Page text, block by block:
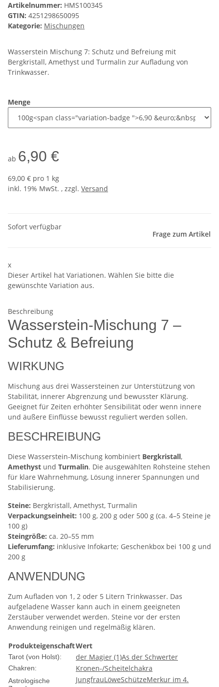
Artikelnummer: HMS100345
GTIN: 4251298650095
Kategorie: Mischungen
Wasserstein Mischung 7: Schutz und Befreiung mit
Bergkristall, Amethyst und Turmalin zur Aufladung von
Trinkwasser.
Menge
ab 6,90 €
69,00 € pro 1 kg
inkl. 19% MwSt. , zzgl. Versand
Sofort verfügbar
Frage zum Artikel
x
Dieser Artikel hat Variationen. Wählen Sie bitte die
gewünschte Variation aus.
Beschreibung
Wasserstein-Mischung 7 –
Schutz & Befreiung
WIRKUNG
Mischung aus drei Wassersteinen zur Unterstützung von
Stabilität, innerer Abgrenzung und bewusster Klärung.
Geeignet für Zeiten erhöhter Sensibilität oder wenn innere
und äußere Einflüsse bewusst reguliert werden sollen.
BESCHREIBUNG
Diese Wasserstein-Mischung kombiniert Bergkristall,
Amethyst und Turmalin. Die ausgewählten Rohsteine stehen
für klare Wahrnehmung, Lösung innerer Spannungen und
Stabilisierung.
Steine: Bergkristall, Amethyst, Turmalin
Verpackungseinheit: 100 g, 200 g oder 500 g (ca. 4–5 Steine je
100 g)
Steingröße: ca. 20–55 mm
Lieferumfang: inklusive Infokarte; Geschenkbox bei 100 g und
200 g
ANWENDUNG
Zum Aufladen von 1, 2 oder 5 Litern Trinkwasser. Das
aufgeladene Wasser kann auch in einem geeigneten
Zerstäuber verwendet werden. Steine vor der ersten
Anwendung reinigen und regelmäßig klären.
ProdukteigenschaftWert
Tarot (von Holst): der Magier (1)As der Schwerter
Chakren: Kronen-/Scheitelchakra
Astrologische
JungfrauLöweSchützeMerkur im 4.